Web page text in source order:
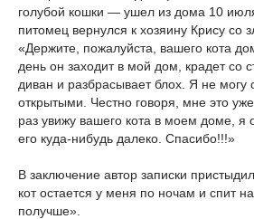
голубой кошки — ушел из дома 10
питомец вернулся к хозяину Крису со
«Держите, пожалуйста, вашего кота
день он заходит в мой дом, крадет со
диван и разбрасывает блох. Я не могу
открытыми. Честно говоря, мне это
раз увижу вашего кота в моем доме, я
его куда-нибудь далеко. Спасибо!!!»
В заключение автор записки
кот остается у меня по ночам и спит
получше».